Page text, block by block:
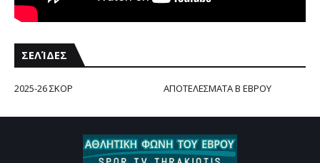
ΣΕΛΊΔΕΣ
2025-26 ΣΚΟΡ ΑΠΟΤΕΛΕΣΜΑΤΑ Β ΕΒΡΟΥ